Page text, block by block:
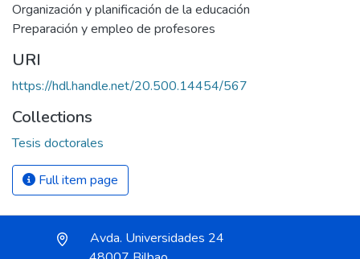
Organización y planificación de la educación
Preparación y empleo de profesores
URI
https://hdl.handle.net/20.500.14454/567
Collections
Tesis doctorales
Full item page
Avda. Universidades 24